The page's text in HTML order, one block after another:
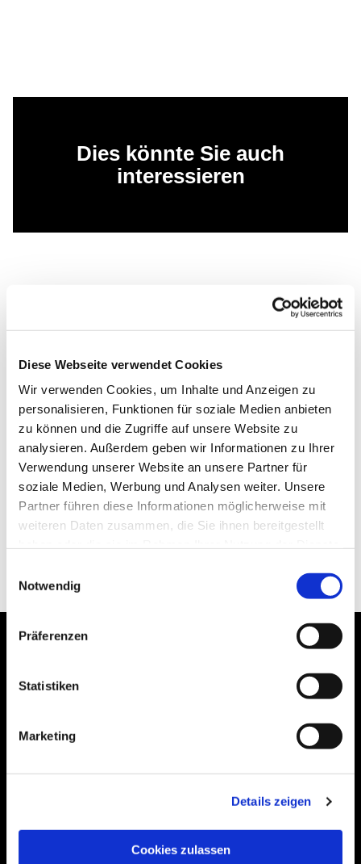
Diese Webseite verwendet Cookies
Wir verwenden Cookies, um Inhalte und Anzeigen zu
personalisieren, Funktionen für soziale Medien anbieten
zu können und die Zugriffe auf unsere Website zu
analysieren. Außerdem geben wir Informationen zu Ihrer
Verwendung unserer Website an unsere Partner für
soziale Medien, Werbung und Analysen weiter. Unsere
Partner führen diese Informationen möglicherweise mit
weiteren Daten zusammen, die Sie ihnen bereitgestellt
Notwendig
Präferenzen
Statistiken
Marketing
Details zeigen
Cookies zulassen
Dies könnte Sie auch
interessieren
Bitte akzeptieren Sie Marketing-Cookies,
Accept cookies